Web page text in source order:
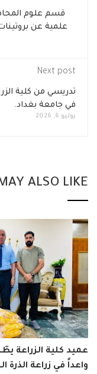
قسم علوم المحاصيل
علمية عن بروتينات
Next post
تدريسي من كلية
في جامعة بغداد.
MAY ALSO
كلية الزراعة يطّلع
في زراعة الذرة